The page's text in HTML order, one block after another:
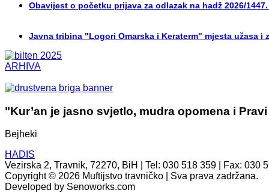
Obavijest o početku prijava za odlazak na hadž 2026/
Javna tribina "Logori Omarska i Keraterm" mjesta užasa i
ARHIVA
"Kur’an je jasno svjetlo, mudra opomena i
Bejheki
HADIS
Vezirska 2, Travnik, 72270, BiH | Tel: 030 518 359 | Fax: 030
Copyright © 2026 Muftijstvo travničko | Sva prava zadržana.
Developed by Senoworks.com